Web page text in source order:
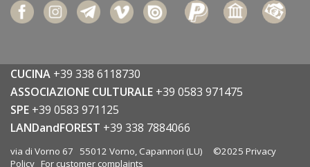
CUCINA +39 338 6118730
ASSOCIAZIONE CULTURALE +39 0583 971475
SPE +39 0583 971125
LANDandFOREST +39 338 7884066
via di Vorno 67 55012 Vorno, Capannori (LU) ©2025 Privacy
Policy For customer complaints